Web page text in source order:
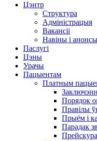
Цэнтр
Структура
Адміністрацыя
Вакансіі
Навіны і анонсы
Паслугі
Цэны
Урачы
Пацыентам
Платным
Порядок
Правілы
Прыём і
Парадак